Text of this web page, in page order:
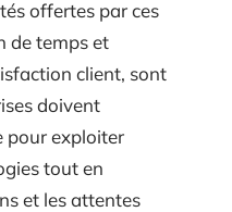
offertes par ces
de temps et
client, sont
doivent
pour exploiter
tout en
et les attentes